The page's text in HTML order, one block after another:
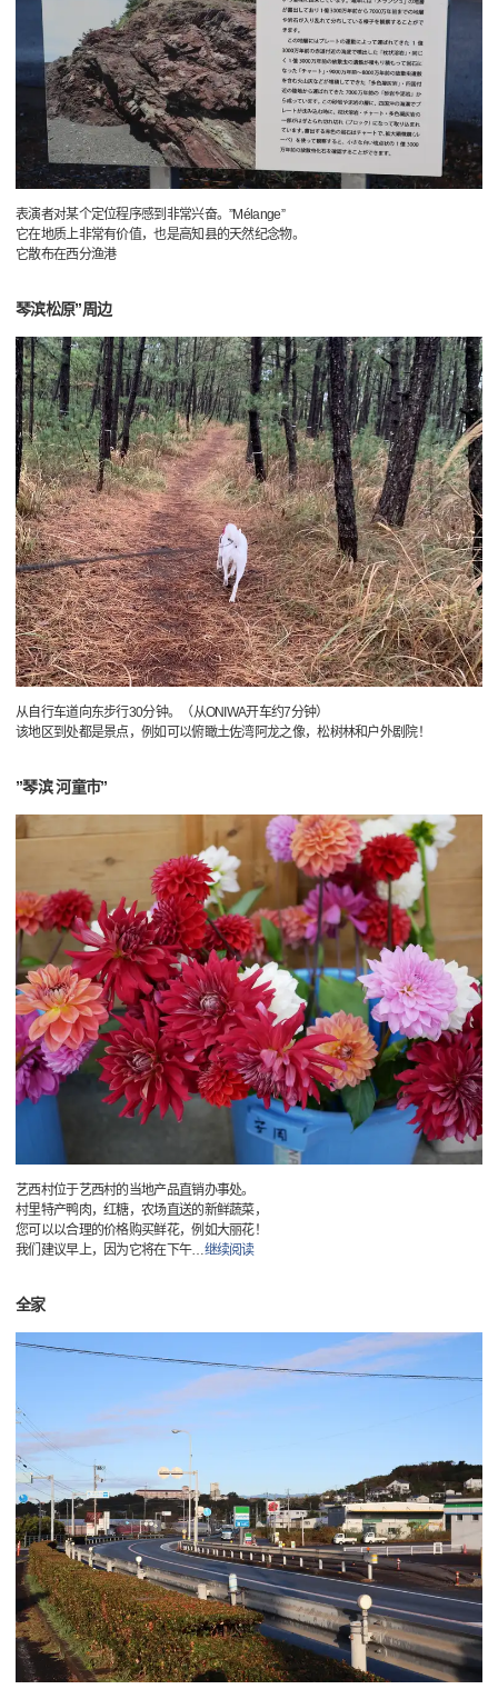
表演者对某个定位程序感到非常兴奋。”Mélange”
它在地质上非常有价值，也是高知县的天然纪念物。
它散布在西分渔港
琴滨松原”周边
从自行车道向东步行30分钟。（从ONIWA开车约7分钟）
该地区到处都是景点，例如可以俯瞰土佐湾阿龙之像，松树林和户外剧院！
”琴滨 河童市”
艺西村位于艺西村的当地产品直销办事处。
村里特产鸭肉，红糖，农场直送的新鲜蔬菜，
您可以以合理的价格购买鲜花，例如大丽花！
我们建议早上，因为它将在下午…继续阅读
全家